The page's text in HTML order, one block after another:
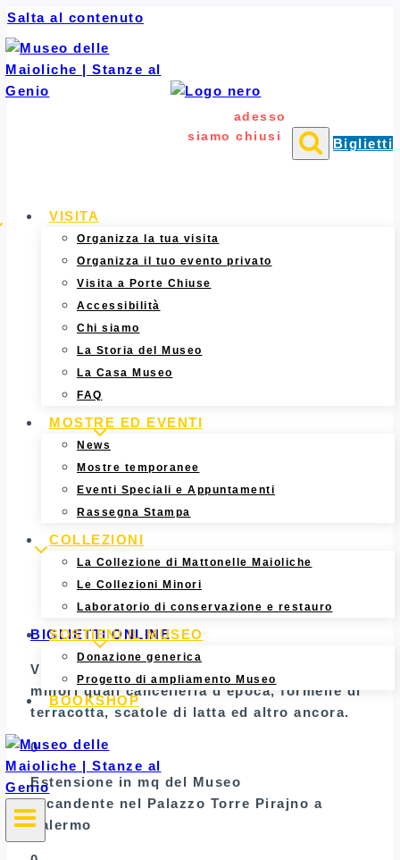
Salta al contenuto
adesso
siamo chiusi
Biglietti
VISITA
Organizza la tua visita
Organizza il tuo evento privato
Visita a Porte Chiuse
Accessibilità
Chi siamo
La Storia del Museo
La Casa Museo
FAQ
MOSTRE ED EVENTI
News
Mostre temporanee
Eventi Speciali e Appuntamenti
Rassegna Stampa
COLLEZIONI
La Collezione di Mattonelle Maioliche
Le Collezioni Minori
Laboratorio di conservazione e restauro
SOSTIENI IL MUSEO
Donazione generica
Progetto di ampliamento Museo
BOOKSHOP
BIGLIETTI ONLINE
Vieni a scoprire anche le nostre collezioni
minori quali cancelleria d’epoca, formelle di
terracotta, scatole di latta ed altro ancora.
0
Estensione in mq del Museo
Ricandente nel Palazzo Torre Pirajno a
Palermo